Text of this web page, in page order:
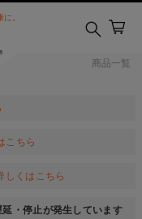
商品一覧
。
こちら
しくはこちら
・停止が発生しています